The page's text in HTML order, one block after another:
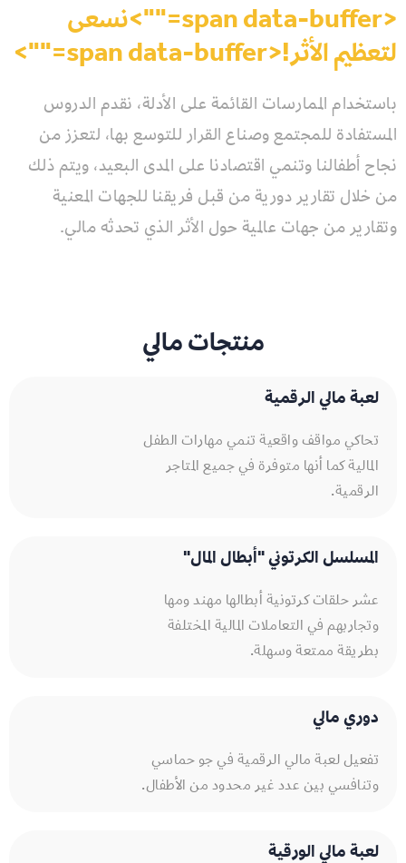
<span data-buffer="
">نسعى
لتعظيم الأثر!<span data-buffer="
">
باستخدام الممارسات القائمة على الأدلة، نقدم الدروس
المستفادة للمجتمع وصناع القرار للتوسع بها، لتعزز من
نجاح أطفالنا وتنمي اقتصادنا على المدى البعيد، ويتم ذلك
من خلال تقارير دورية من قبل فريقنا للجهات المعنية
وتقارير من جهات عالمية حول الأثر الذي تحدثه مالي.
منتجات مالي
لعبة مالي الرقمية​
تحاكي مواقف واقعية تنمي مهارات الطفل
المالية كما أنها متوفرة في جميع المتاجر
الرقمية.
المسلسل الكرتوني "أبطال المال"​
عشر حلقات كرتونية أبطالها مهند ومها
وتجاربهم في التعاملات المالية المختلفة
بطريقة ممتعة وسهلة.
دوري مالي​
تفعيل لعبة مالي الرقمية في جو حماسي
وتنافسي بين عدد غير محدود من الأطفال.
لعبة مالي الورقية​